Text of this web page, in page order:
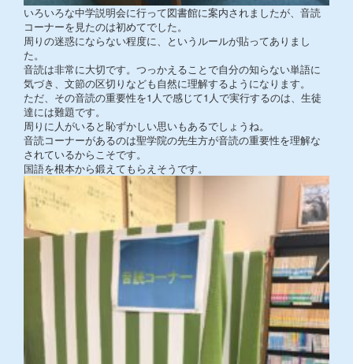
いろいろな中学説明会に行って図書館に案内されましたが、音読
コーナーを見たのは初めてでした。
周りの迷惑にならない程度に、というルールが貼ってありまし
た。
音読は非常に大切です。つっかえることで自分の知らない単語に
気づき、文節の区切りなども自然に理解するようになります。
ただ、その音読の重要性を1人で感じて1人で実行するのは、生徒
達には難題です。
周りに人がいると恥ずかしい思いもあるでしょうね。
音読コーナーがあるのは聖学院の先生方が音読の重要性を理解な
されているからこそです。
国語を根本から鍛えてもらえそうです。